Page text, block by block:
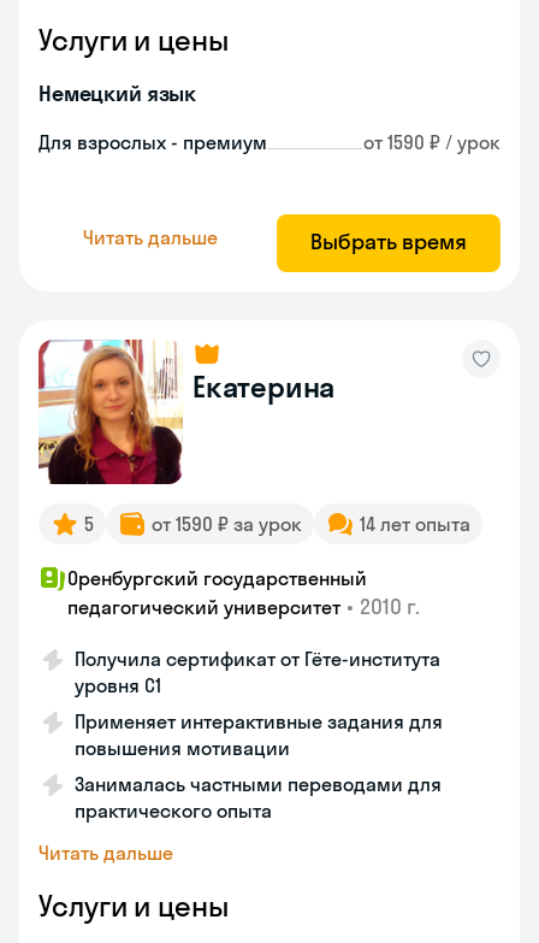
Услуги и цены
Немецкий язык
Для взрослых - премиум от 1590 ₽ / урок
Читать дальше Выбрать время
Екатерина
5 от 1590 ₽ за урок 14 лет опыта
Оренбургский государственный
педагогический университет • 2010 г.
Получила сертификат от Гёте-института
уровня C1
Применяет интерактивные задания для
повышения мотивации
Занималась частными переводами для
практического опыта
Читать дальше
Услуги и цены